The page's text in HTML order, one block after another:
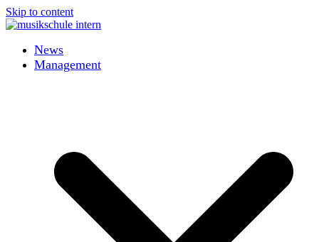
Skip to content
News
Management